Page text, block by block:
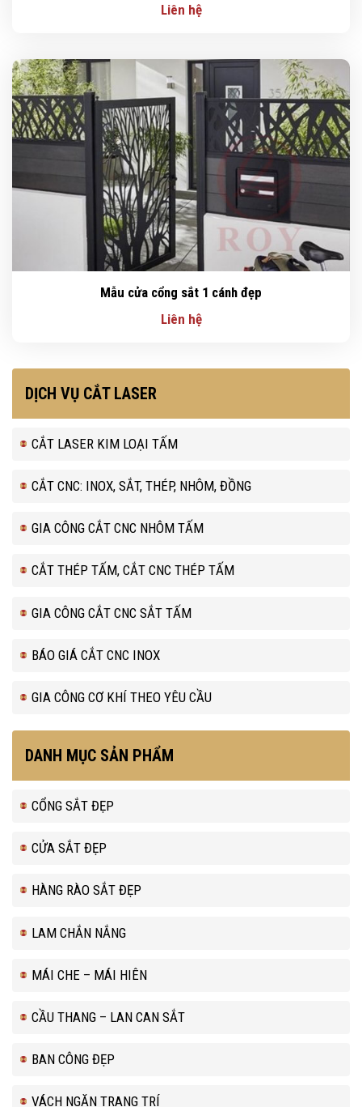
Liên hệ
Mẫu cửa cổng sắt 1 cánh đẹp
Liên hệ
DỊCH VỤ CẮT LASER
CẮT LASER KIM LOẠI TẤM
CẮT CNC: INOX, SẮT, THÉP, NHÔM, ĐỒNG
GIA CÔNG CẮT CNC NHÔM TẤM
CẮT THÉP TẤM, CẮT CNC THÉP TẤM
GIA CÔNG CẮT CNC SẮT TẤM
BÁO GIÁ CẮT CNC INOX
GIA CÔNG CƠ KHÍ THEO YÊU CẦU
DANH MỤC SẢN PHẨM
CỔNG SẮT ĐẸP
CỬA SẮT ĐẸP
HÀNG RÀO SẮT ĐẸP
LAM CHẮN NẮNG
MÁI CHE – MÁI HIÊN
CẦU THANG – LAN CAN SẮT
BAN CÔNG ĐẸP
VÁCH NGĂN TRANG TRÍ